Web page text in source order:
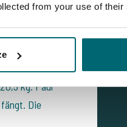
from your use of
Toine erneut
kg.Paul
Die